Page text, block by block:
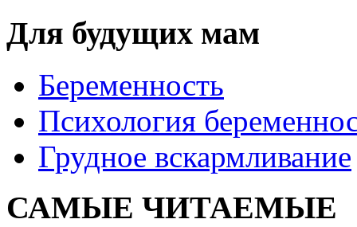
Для будущих мам
Беременность
Психология
Грудное вскармливание
САМЫЕ ЧИТАЕМЫЕ